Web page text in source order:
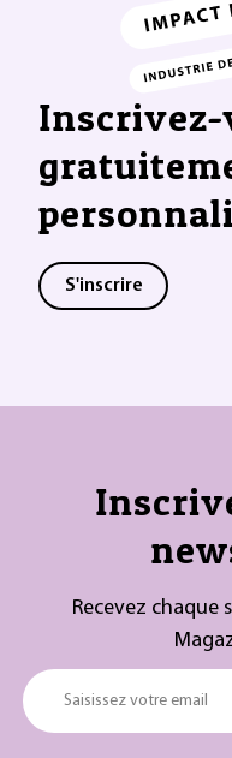
Inscrivez-
S'inscrire
Recevez chaque
Saisissez votre email